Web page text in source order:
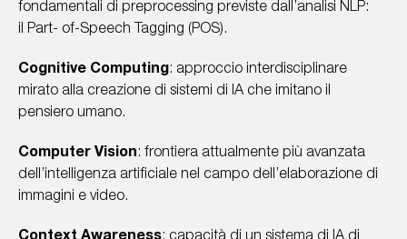
fondamentali di preprocessing previste dall’analisi NLP:
il Part- of-Speech Tagging (POS).
Cognitive Computing: approccio interdisciplinare
mirato alla creazione di sistemi di IA che imitano il
pensiero umano.
Computer Vision: frontiera attualmente più avanzata
dell’intelligenza artificiale nel campo dell’elaborazione di
immagini e video.